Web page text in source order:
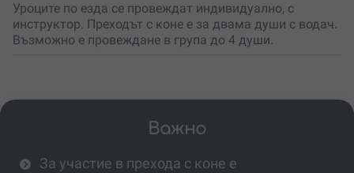
Уроците по езда се провеждат индивидуално, с
инструктор. Преходът с коне е за двама души с водач.
Възможно е провеждане в група до 4 души.
Важно
За участие в прехода с коне е